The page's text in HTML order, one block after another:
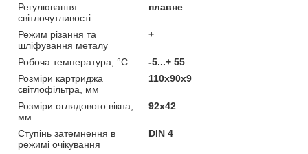
Регулювання
світлочутливості
плавне
Режим різання та
шліфування металу
+
Робоча температура, °С
-5...+ 55
Розміри картриджа
світлофільтра, мм
110х90х9
Розміри оглядового вікна,
мм
92х42
Ступінь затемнення в
режимі очікування
DIN 4